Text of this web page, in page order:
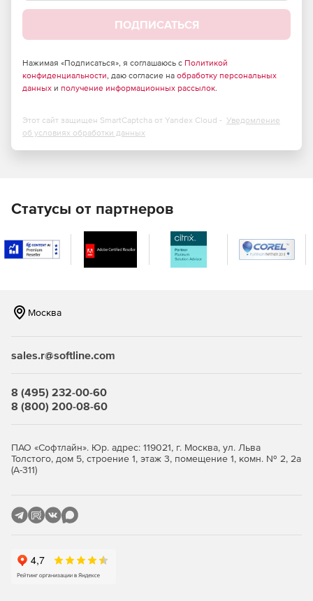
Аудит журнал и архив
Позволяет администраторам соответствовать
требованиям соответствия, которые описывают архив
данных журнала аудита для криминалистического
Возможность архивировать и восстанавливать данные
Простое управление SharePoint
Предоставляет единую консоль для выполнения
важных задач управления (предоставление и отзыв
разрешений, создание или удаление групп и т. д.) Для
хранения сервера SharePoint, размещенным на
многое другое.
Аналитика использования SharePoint
Отчеты о трендах и рангах дают представление о
о трафике и результатах поиска.
Отчеты делятся на разделы, охватывающие
ПОДПИСАТЬСЯ
Нажимая «Подписаться», я соглашаюсь с Политикой
конфиденциальности, даю согласие на обработку персональных
данных и получение информационных рассылок.
Этот сайт защищен SmartCaptcha от Yandex Cloud - Уведомление
об условиях обработки данных
Статусы от партнеров
Москва
sales.r@softline.com
8 (495) 232-00-60
8 (800) 200-08-60
ПАО «Софтлайн». Юр. адрес: 119021, г. Москва, ул. Льва
Толстого, дом 5, строение 1, этаж 3, помещение 1, комн. № 2, 2а
(А-311)